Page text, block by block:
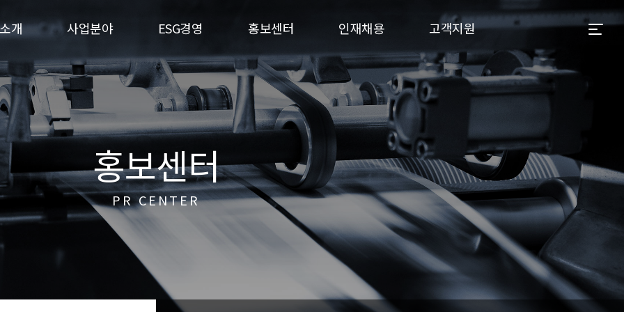
개 사업분야 ESG경영 홍보센터 인재채용 고객지원
홍보센터
PR CENTER